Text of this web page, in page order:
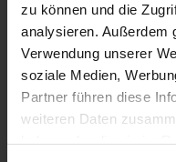
zu können und die
analysieren. Außerdem
Verwendung unserer
soziale Medien,
Partner führen diese
weiteren Daten